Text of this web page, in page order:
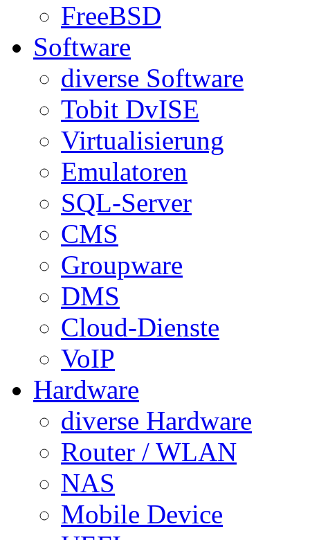
FreeBSD
Software
diverse Software
Tobit DvISE
Virtualisierung
Emulatoren
SQL-Server
CMS
Groupware
DMS
Cloud-Dienste
VoIP
Hardware
diverse Hardware
Router / WLAN
NAS
Mobile Device